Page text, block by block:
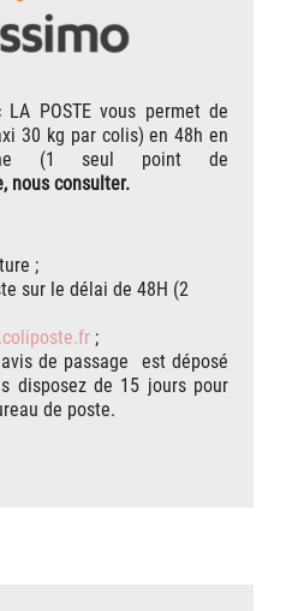
POSTE vous permet de
30 kg par colis) en 48h en
(1 seul point de
nous consulter.
;
sur le délai de 48H (2
;
de passage est déposé
disposez de 15 jours pour
de poste.